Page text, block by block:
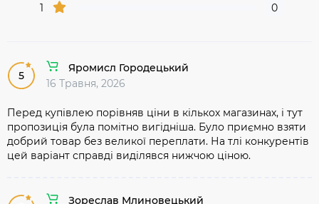
1
0
5
Яромисл Городецький
16 Травня, 2026
Перед купівлею порівняв ціни в кількох магазинах, і тут
пропозиція була помітно вигідніша. Було приємно взяти
добрий товар без великої переплати. На тлі конкурентів
цей варіант справді виділявся нижчою ціною.
Зореслав Млиновецький